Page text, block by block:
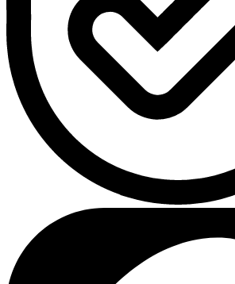
– دارای اسپیکر داخلی باکیفیت
– نمایشگر با قابلیت ضد پرش تصویر
– پردازنده نسل CPU
– قیمت اقتصادی و متوسط
– دارای بهترین مادربردهای جهان
– نمایشگر فول اچ دی فاقد حاشیه
– سیستم صوتی Harman Kardon